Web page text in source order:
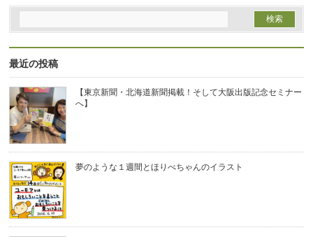
最近の投稿
【東京新聞・北海道新聞掲載！そして大阪出版記念セミナー
へ】
夢のような１週間とほりべちゃんのイラスト